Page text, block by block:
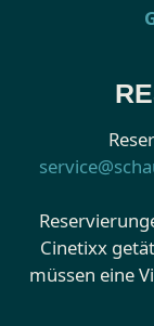
Cinetixx
müssen eine